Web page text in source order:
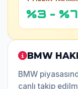
%3 -
BMW
BMW
canlı takip